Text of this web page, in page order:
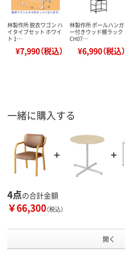
林製作所 脱衣ワゴン ハ
イタイプセット ホワイ
ト 1…
¥7,990（税込）
林製作所 ポールハンガ
ー付きウッド棚ラック
CH07…
¥6,990（税込）
一緒に購入する
4点の合計金額
￥66,300（税込）
開く